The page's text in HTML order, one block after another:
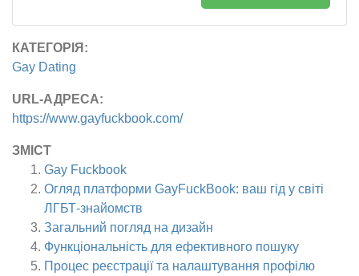
КАТЕГОРІЯ:
Gay Dating
URL-АДРЕСА:
https://www.gayfuckbook.com/
ЗМІСТ
Gay Fuckbook
Огляд платформи GayFuckBook: ваш гід у світі
ЛГБТ-знайомств
Загальний погляд на дизайн
Функціональність для ефективного пошуку
Процес реєстрації та налаштування профілю